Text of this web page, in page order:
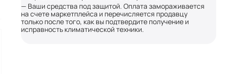
— Ваши средства под защитой. Оплата замораживается
на счете маркетплейса и перечисляется продавцу
только после того, как вы подтвердите получение и
исправность климатической техники.